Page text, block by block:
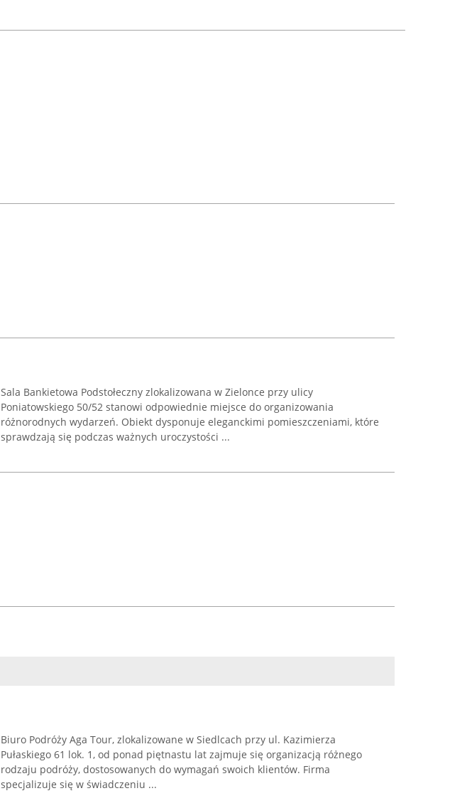
Sala Bankietowa Podstołeczny zlokalizowana w Zielonce przy ulicy
Poniatowskiego 50/52 stanowi odpowiednie miejsce do organizowania
różnorodnych wydarzeń. Obiekt dysponuje eleganckimi pomieszczeniami, które
sprawdzają się podczas ważnych uroczystości ...
Biuro Podróży Aga Tour, zlokalizowane w Siedlcach przy ul. Kazimierza
Pułaskiego 61 lok. 1, od ponad piętnastu lat zajmuje się organizacją różnego
rodzaju podróży, dostosowanych do wymagań swoich klientów. Firma
specjalizuje się w świadczeniu ...